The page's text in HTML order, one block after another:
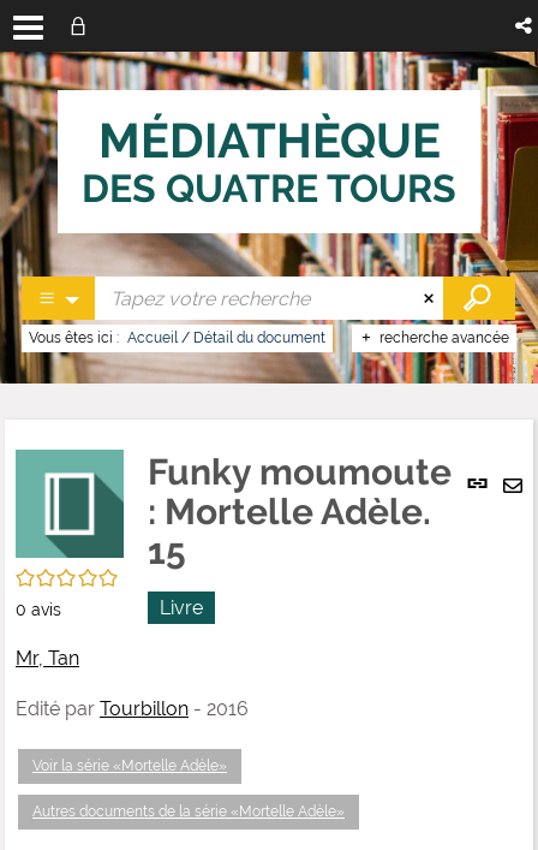
MÉDIATHÈQUE
DES QUATRE TOURS
recherche avancée
Vous êtes ici : Accueil / Détail du document
Lien
/5
0 avis
Funky moumoute
: Mortelle Adèle.
15
Livre
Mr, Tan
Edité par Tourbillon - 2016
Voir la série «Mortelle Adèle»
Autres documents de la série «Mortelle Adèle»